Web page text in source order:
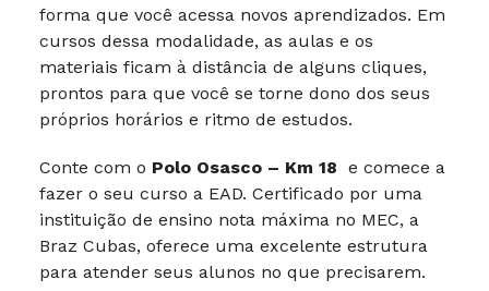
forma que você acessa novos aprendizados. Em
cursos dessa modalidade, as aulas e os
materiais ficam à distância de alguns cliques,
prontos para que você se torne dono dos seus
próprios horários e ritmo de estudos.
Conte com o Polo Osasco – Km 18 e comece a
fazer o seu curso a EAD. Certificado por uma
instituição de ensino nota máxima no MEC, a
Braz Cubas, oferece uma excelente estrutura
para atender seus alunos no que precisarem.